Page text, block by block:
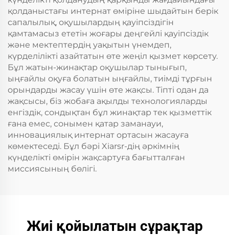
қолданыстағы интернат өміріне шыдайтын берік
сапалылық, оқушылардың қауіпсіздігін
қамтамасыз ететін жоғары деңгейлі қауіпсіздік
және мектептердің уақытын үнемдеп,
күрделілікті азайтатын өте жеңіл қызмет көрсету.
Бұл жатын-жинақтар оқушылар тынығып,
ыңғайлы оқуға болатын ыңғайлы, тиімді тұрғын
орындарды жасау үшін өте жақсы. Тіпті одан да
жақсысы, біз жобаға ақылды технологияларды
енгіздік, сондықтан бұл жинақтар тек қызметтік
ғана емес, сонымен қатар заманауи,
инновациялық интернат ортасын жасауға
көмектеседі. Бұл бәрі Xiarsr-дің әркімнің
күнделікті өмірін жақсартуға бағытталған
миссиясының бөлігі.
Жиі қойылатын сұрақтар